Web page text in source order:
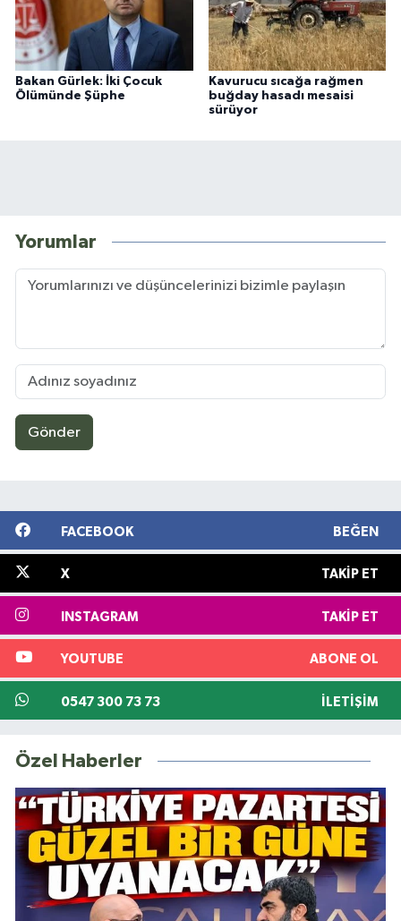
Bakan Gürlek: İki Çocuk
Ölümünde Şüphe
Kavurucu sıcağa rağmen
buğday hasadı mesaisi
sürüyor
Yorumlar
Gönder
FACEBOOK BEĞEN
X TAKIP ET
INSTAGRAM TAKIP ET
YOUTUBE ABONE OL
0547 300 73 73 İLETIŞIM
Özel Haberler